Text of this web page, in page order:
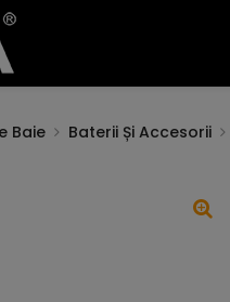
Baie Baterii Și Accesorii